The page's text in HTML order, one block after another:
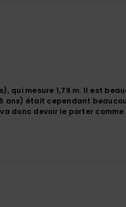
qui mesure 1,79 m. Il est
ans) était cependant
donc devoir le porter